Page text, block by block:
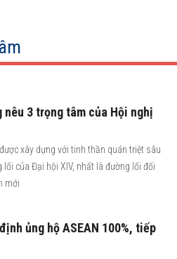
nêu 3 trọng tâm của Hội nghị
xây dựng với tinh thần quán triệt sâu
của Đại hội XIV, nhất là đường lối đối
mới
ủng hộ ASEAN 100%, tiếp